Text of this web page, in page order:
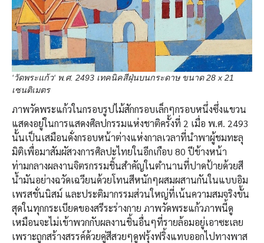
‘วัดพระแก้ว‘ พ.ศ. 2493 เทคนิคสีฝุ่นบนกระดาษ ขนาด 28 x 21
เซนติเมตร
ภาพวัดพระแก้วในกรอบรูปไม้สักกรอบเล็กๆกรอบหนึ่งซึ่งแขวน
แสดงอยู่ในการแสดงศิลปกรรมแห่งชาติครั้งที่ 2 เมื่อ พ.ศ. 2493
นั้นเป็นเสมือนดั่งกรอบหน้าต่างแห่งกาลเวลาที่นำพาผู้ชมทะลุ
มิติเพื่อมาสัมผัสวงการศิลปะไทยในอีกเกือบ 80 ปีข้างหน้า
ท่ามกลางผลงานจิตรกรรมชิ้นสำคัญในตำนานที่ปาดป้ายด้วยสี
น้ำมันอย่างฉวัดเฉวียนด้วยโทนสีหนักๆผสมผสานกันในแบบอิม
เพรสชั่นนิสม์ และประติมากรรมส่วนใหญ่ที่เน้นความสมจริงขั้น
สุดในทุกกระเบียดของสรีระร่างกาย ภาพวัดพระแก้วภาพนี้ดู
เหมือนจะไม่เข้าพวกกับผลงานชิ้นอื่นๆที่รายล้อมอยู่เอาซะเลย
เพราะถูกสร้างสรรค์ด้วยคู่สีสวยๆดูฟรุ้งฟริ้งแทบออกไปทางพาส